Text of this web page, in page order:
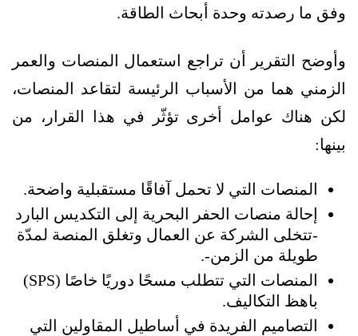
وفق ما رصدته وحدة أبحاث الطاقة.
وأوضح التقرير أن تراجع استعمال المنصات والعمر
الزمني هما من الأسباب الرئيسة لتقاعد المنصات،
لكن هناك عوامل أخرى تؤثّر في هذا القرار، من
بينها:
المنصات التي لا تحمل آفاقًا مستقبلية واضحة.
إحالة منصات الحفر البحرية إلى التكديس البارد
-تتخلى الشركة عن العمال وتغلق المنصة لمدّة
طويلة من الزمن-.
المنصات التي تتطلب مسحًا دوريًا خاصًا (SPS)
باهظ التكاليف.
التصاميم الفريدة في أساطيل المقاولين التي